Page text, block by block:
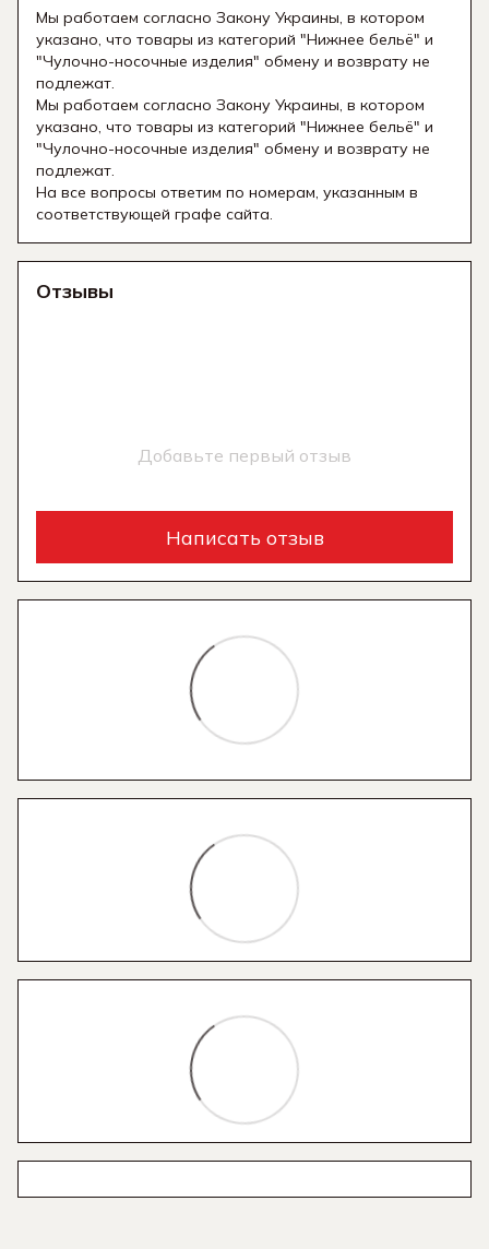
Мы работаем согласно Закону Украины, в котором
указано, что товары из категорий "Нижнее бельё" и
"Чулочно-носочные изделия" обмену и возврату не
подлежат.
Мы работаем согласно Закону Украины, в котором
указано, что товары из категорий "Нижнее бельё" и
"Чулочно-носочные изделия" обмену и возврату не
подлежат.
На все вопросы ответим по номерам, указанным в
соответствующей графе сайта.
Отзывы
Добавьте первый отзыв
Написать отзыв